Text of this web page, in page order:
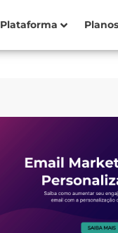
Plataforma Planos